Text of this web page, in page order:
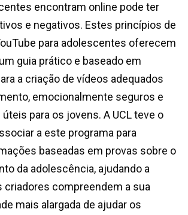
encontram online pode ter
e negativos. Estes princípios de
para adolescentes oferecem
guia prático e baseado em
a criação de vídeos adequados
emocionalmente seguros e
para os jovens. A UCL teve o
a este programa para
baseadas em provas sobre o
da adolescência, ajudando a
criadores compreendem a sua
mais alargada de ajudar os